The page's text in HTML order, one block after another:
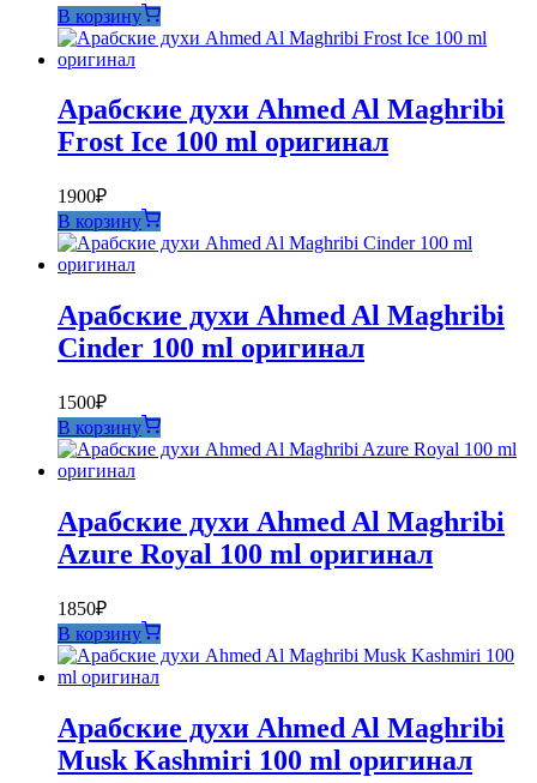
В корзину
Арабские духи Ahmed Al Maghribi
Frost Ice 100 ml оригинал
1900₽
В корзину
Арабские духи Ahmed Al Maghribi
Cinder 100 ml оригинал
1500₽
В корзину
Арабские духи Ahmed Al Maghribi
Azure Royal 100 ml оригинал
1850₽
В корзину
Арабские духи Ahmed Al Maghribi
Musk Kashmiri 100 ml оригинал